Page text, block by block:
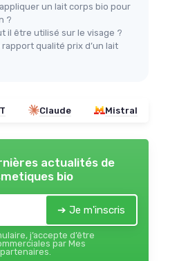
un lait corps bio pour
?
il être utilisé sur le visage ?
qualité prix d’un lait
Claude Mistral
actualités de
bio
➔ Je m'inscris
j’accepte d’être
par Mes